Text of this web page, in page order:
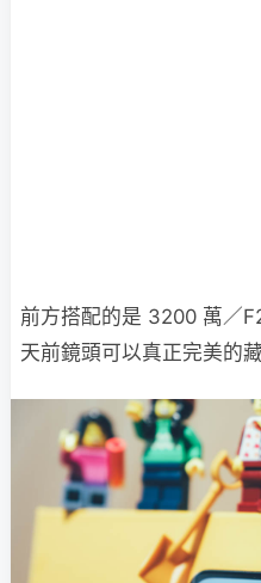
前方搭配的是 3200 萬／
天前鏡頭可以真正完美的